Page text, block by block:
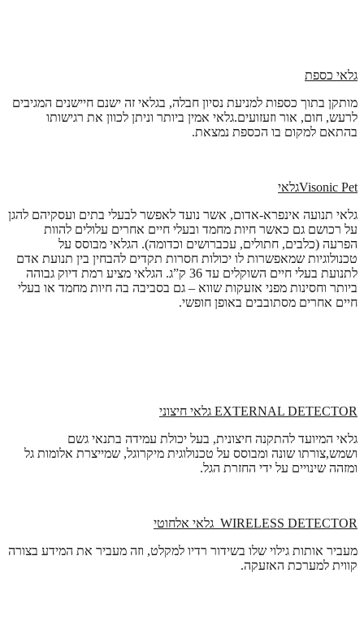
גלאי כספת
מותקן בתוך כספות למניעת נסיון חבלה, בגלאי זה ישנם חיישנים המגיבים
לרעש, חום, אור וזעזועים.גלאי אמין ביותר וניתן לכוון את רגישותו
בהתאם למקום בו הכספת נמצאת.
Visonic Petגלאי
גלאי תנועה אינפרא-אדום, אשר נועד לאפשר לבעלי בתים ועסקיהם להגן
על רכושם גם כאשר חיות מחמד ובעלי חיים אחרים עלולים להוות
הפרעה (כלבים, חתולים, עכברושים וכדומה). הגלאי מבוסס על
טכנולוגיות שמאפשרות לו יכולות חסרות תקדים להבחין בין תנועת אדם
לתנועת בעלי חיים השוקלים עד 36 ק”ג. הגלאי מציע רמת דיוק גבוהה
ביותר וחסינות מפני אזעקות שווא – גם בסביבה בה חיות מחמד או בעלי
חיים אחרים מסתובבים באופן חופשי.
EXTERNAL DETECTOR גלאי חיצוני
גלאי המיועד להתקנה חיצונית, בעל יכולת עמידה בתנאי גשם
ושמש,צורתו שונה ומבוסס על טכנולוגית מיקרוגל, שמייצרת אלומות גל
ומזהה שינויים על ידי החזרת הגל.
WIRELESS DETECTOR גלאי אלחוטי
מעביר אותות גילוי שלו בשידור רדיו למקלט, וזה מעביר את המידע בצורה
קווית למערכת האזעקה.